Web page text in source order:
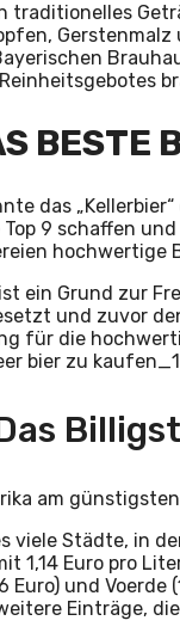
traditionelles
BESTE
das
9 schaffen
hochwertige
ein Grund zur
und zuvor
für die
am
viele Städte, in
1,14 Euro pro
Euro) und
Einträge,